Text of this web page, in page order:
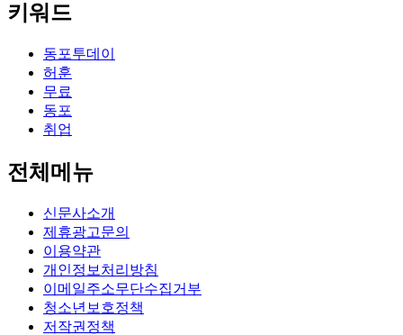
키워드
동포투데이
허훈
무료
동포
취업
전체메뉴
신문사소개
제휴광고문의
이용약관
개인정보처리방침
이메일주소무단수집거부
청소년보호정책
저작권정책